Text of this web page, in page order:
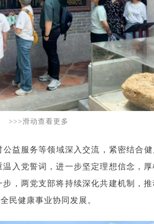
>>>滑动查看更多
益服务等领域深入交流，紧密结合
入党誓词，进一步坚定理想信念，
，两党支部将持续深化共建机制，
民健康事业协同发展。